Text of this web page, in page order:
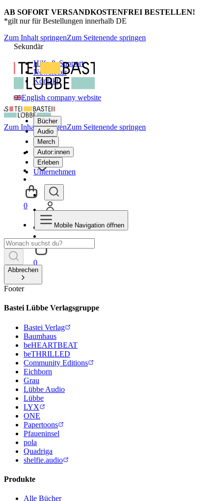
AB SOFORT VERSANDKOSTENFREI BESTELLEN!
*gilt nur für Bestellungen innerhalb DE
Zum Inhalt springenZum Seitenende springen
Sekundär
Hilfe & Support
Newsletter
Kontakt
English company website
Bücher
Audio
Merch
Autor:innen
Erleben
Unternehmen
0
Zum Inhalt springenZum Seitenende springen
0
Mobile Navigation öffnen
Abbrechen
Footer
Bastei Lübbe Verlagsgruppe
Bastei Verlag
Baumhaus
beHEARTBEAT
beTHRILLED
Community Editions
Eichborn
Grau
Lübbe Audio
Lübbe
LYX
ONE
Papertoons
Pfaueninsel
pola
Quadriga
shelfie.audio
Produkte
Alle Bücher